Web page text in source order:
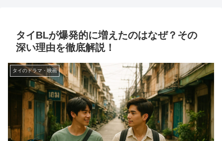
タイBLが爆発的に増えたのはなぜ？その
深い理由を徹底解説！
タイのドラマ・映画